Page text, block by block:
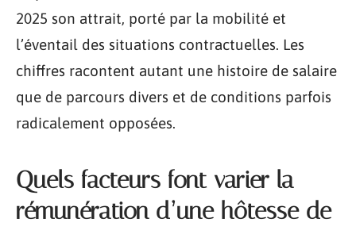
2025 son attrait, porté par la mobilité et
l’éventail des situations contractuelles. Les
chiffres racontent autant une histoire de salaire
que de parcours divers et de conditions parfois
radicalement opposées.
Quels facteurs font varier la
rémunération d’une hôtesse de